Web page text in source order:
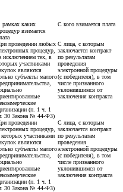
рамках каких
взимается
С кого взимается плата
проведении любых
процедур,
исключением тех, в
участниками
являются
субъекты малого
(п. 1 ч. 1
30 Закона № 44-ФЗ)
С лица, с которым
заключается контракт
по результатам
проведения
электронной процедуры
(с победителя), в том
числе признанного
уклонившимся от
заключения контракта
проведении
процедур,
участниками
являются
субъекты малого
(п. 1 ч. 1
30 Закона № 44-ФЗ)
С лица, с которым
заключается контракт
по результатам
проведения
электронной процедуры
(с победителя), в том
числе признанного
уклонившимся от
заключения контракта